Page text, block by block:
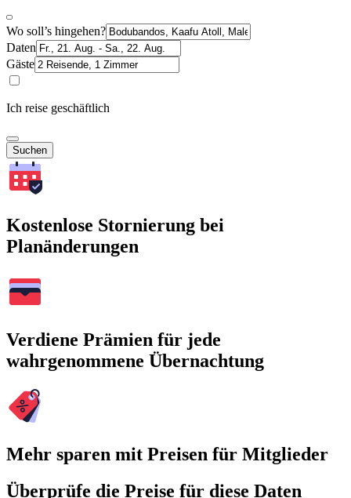
Wo soll’s hingehen?
Daten
Gäste
Ich reise geschäftlich
Suchen
Kostenlose Stornierung bei
Planänderungen
Verdiene Prämien für jede
wahrgenommene Übernachtung
Mehr sparen mit Preisen für Mitglieder
Überprüfe die Preise für diese Daten